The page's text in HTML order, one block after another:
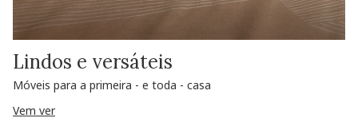
Lindos e versáteis
Móveis para a primeira - e toda - casa
Vem ver